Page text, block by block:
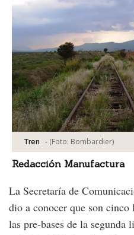
Tren - (Foto: Bombardier)
Redacción Manufactura
La Secretaría de
dio a conocer que son cinco
las pre-bases de la